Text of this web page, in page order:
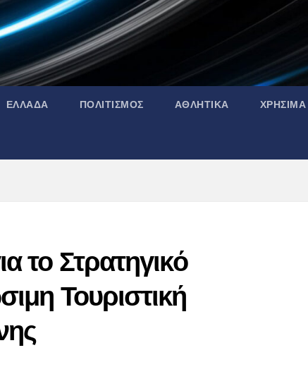
ΕΛΛΑΔΑ ΠΟΛΙΤΙΣΜΟΣ ΑΘΛΗΤΙΚΑ ΧΡΗΣΙΜΑ
το Στρατηγικό
Τουριστική